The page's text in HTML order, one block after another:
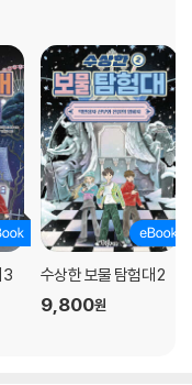
요?
주나요?
으로 나타나나요?
나타나나요?
타나나요?
3 수상한 보물 탐험대 2
9,800원